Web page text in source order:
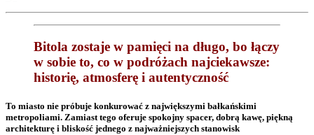
Bitola zostaje w pamięci na długo, bo łączy
w sobie to, co w podróżach najciekawsze:
historię, atmosferę i autentyczność
To miasto nie próbuje konkurować z największymi bałkańskimi
metropoliami. Zamiast tego oferuje spokojny spacer, dobrą kawę, piękną
architekturę i bliskość jednego z najważniejszych stanowisk